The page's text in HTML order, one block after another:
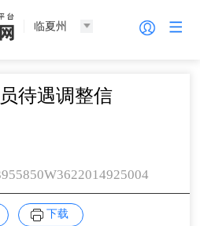
临夏州
待遇调整信
下载